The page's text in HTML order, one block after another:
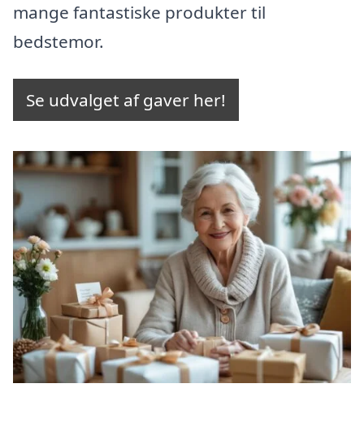
mange fantastiske produkter til
bedstemor.
Se udvalget af gaver her!